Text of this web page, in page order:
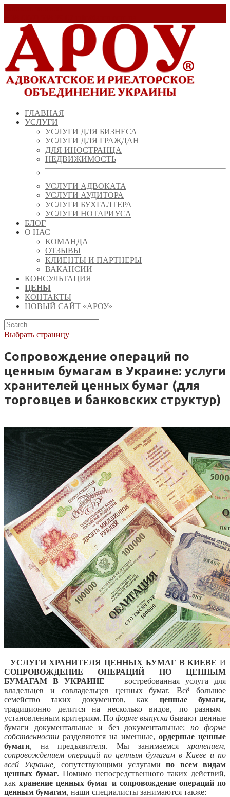
ГЛАВНАЯ
УСЛУГИ
УСЛУГИ ДЛЯ БИЗНЕСА
УСЛУГИ ДЛЯ ГРАЖДАН
ДЛЯ ИНОСТРАНЦА
НЕДВИЖИМОСТЬ
УСЛУГИ АДВОКАТА
УСЛУГИ АУДИТОРА
УСЛУГИ БУХГАЛТЕРА
УСЛУГИ НОТАРИУСА
БЛОГ
О НАС
КОМАНДА
ОТЗЫВЫ
КЛИЕНТЫ И ПАРТНЕРЫ
ВАКАНСИИ
КОНСУЛЬТАЦИЯ
ЦЕНЫ
КОНТАКТЫ
НОВЫЙ САЙТ «АРОУ»
Выбрать страницу
Сопровождение операций по
ценным бумагам в Украине: услуги
хранителей ценных бумаг (для
торговцев и банковских структур)
УСЛУГИ ХРАНИТЕЛЯ ЦЕННЫХ БУМАГ В КИЕВЕ И
СОПРОВОЖДЕНИЕ ОПЕРАЦИЙ ПО ЦЕННЫМ
БУМАГАМ В УКРАИНЕ — востребованная услуга для
владельцев и совладельцев ценных бумаг. Всё большое
семейство таких документов, как ценные бумаги,
традиционно делится на несколько видов, по разным
установленным критериям. По форме выпуска бывают ценные
бумаги документальные и без документальные; по форме
собственности разделяются на именные, ордерные ценные
бумаги, на предъявителя. Мы занимаемся
хранением,
сопровождением операций по ценным бумагам в Киеве и по
всей Украине,
сопутствующими услугамипо всем видам
ценных бумаг. Помимо непосредственного таких действий,
какхранение ценных бумаг и сопровождение операций по
ценным бумагам, наши специалисты занимаются также: